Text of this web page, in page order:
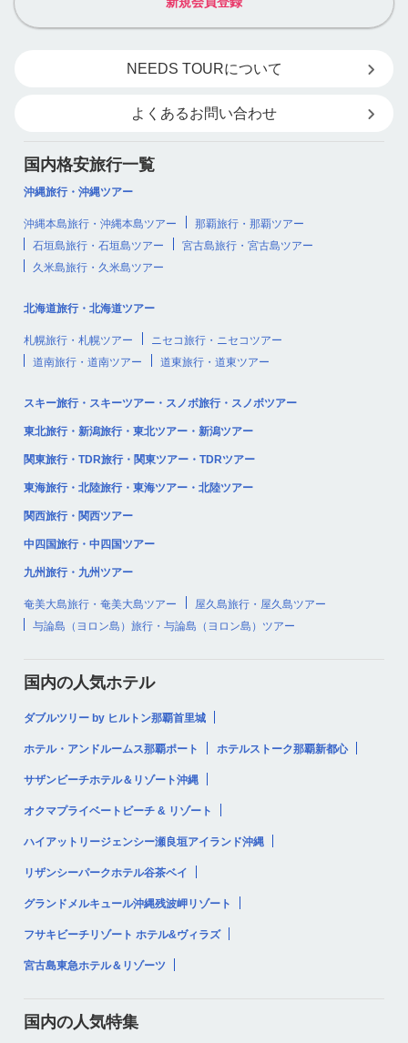
NEEDS TOURについて
よくあるお問い合わせ
国内格安旅行一覧
沖縄旅行・沖縄ツアー
沖縄本島旅行・沖縄本島ツアー
那覇旅行・那覇ツアー
石垣島旅行・石垣島ツアー
宮古島旅行・宮古島ツアー
久米島旅行・久米島ツアー
北海道旅行・北海道ツアー
札幌旅行・札幌ツアー
ニセコ旅行・ニセコツアー
道南旅行・道南ツアー
道東旅行・道東ツアー
スキー旅行・スキーツアー・スノボ旅行・スノボツアー
東北旅行・新潟旅行・東北ツアー・新潟ツアー
関東旅行・TDR旅行・関東ツアー・TDRツアー
東海旅行・北陸旅行・東海ツアー・北陸ツアー
関西旅行・関西ツアー
中四国旅行・中四国ツアー
九州旅行・九州ツアー
奄美大島旅行・奄美大島ツアー
屋久島旅行・屋久島ツアー
与論島（ヨロン島）旅行・与論島（ヨロン島）ツアー
国内の人気ホテル
ダブルツリー by ヒルトン那覇首里城
ホテル・アンドルームス那覇ポート ホテルストーク那覇新都心
サザンビーチホテル＆リゾート沖縄
オクマプライベートビーチ & リゾート
ハイアットリージェンシー瀬良垣アイランド沖縄
リザンシーパークホテル谷茶ベイ
グランドメルキュール沖縄残波岬リゾート
フサキビーチリゾート ホテル&ヴィラズ
宮古島東急ホテル＆リゾーツ
国内の人気特集